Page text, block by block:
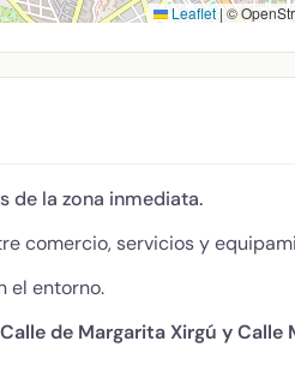
Leaflet|©
de la zona inmediata.
comercio, servicios y
el entorno.
Calle de Margarita Xirgú y Calle